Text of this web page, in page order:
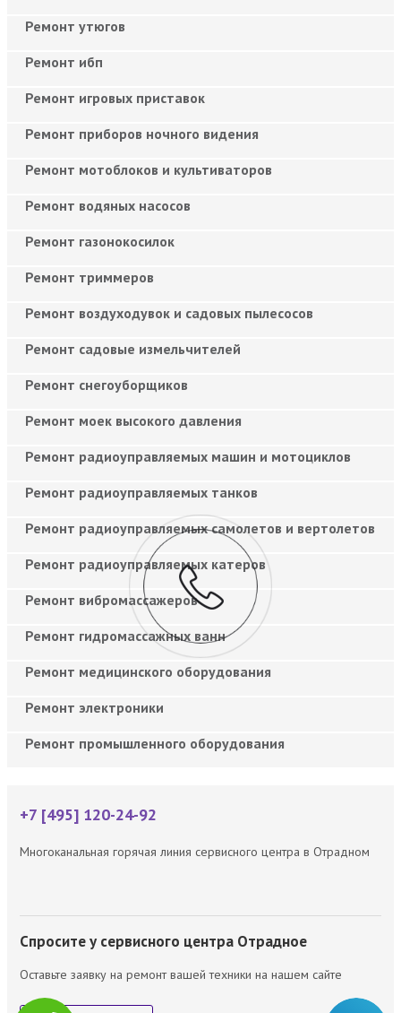
Ремонт утюгов
Ремонт ибп
Ремонт игровых приставок
Ремонт приборов ночного видения
Ремонт мотоблоков и культиваторов
Ремонт водяных насосов
Ремонт газонокосилок
Ремонт триммеров
Ремонт воздуходувок и садовых пылесосов
Ремонт садовые измельчителей
Ремонт снегоуборщиков
Ремонт моек высокого давления
Ремонт радиоуправляемых машин и мотоциклов
Ремонт радиоуправляемых танков
Ремонт радиоуправляемых самолетов и вертолетов
Ремонт радиоуправляемых катеров
Ремонт вибромассажеров
Ремонт гидромассажных ванн
Ремонт медицинского оборудования
Ремонт электроники
Ремонт промышленного оборудования
+7 [495] 120-24-92
Многоканальная горячая линия сервисного центра в Отрадном
Спросите у сервисного центра Отрадное
Оставьте заявку на ремонт вашей техники на нашем сайте